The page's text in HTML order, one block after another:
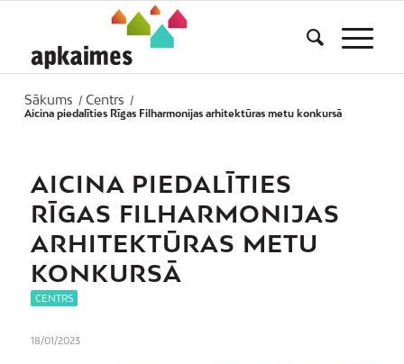
Sākums / Centrs
/
Aicina piedalīties Rīgas Filharmonijas arhitektūras metu konkursā
AICINA PIEDALĪTIES
RĪGAS FILHARMONIJAS
ARHITEKTŪRAS METU
KONKURSĀ
CENTRS
18/01/2023